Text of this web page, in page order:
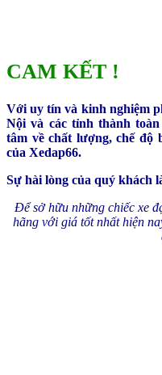
CAM KẾT !
Với uy tín và kinh nghiệm
Nội và các tỉnh thành
tâm về chất lượng, chế độ
của Xedap66.
Sự hài lòng của quý khách
Để sở hữu những chiếc xe
hãng với giá tốt nhất hiện